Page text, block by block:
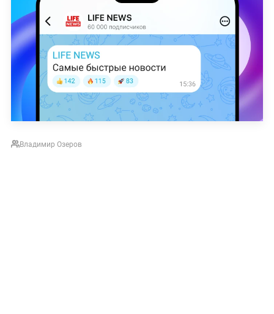
Владимир Озеров